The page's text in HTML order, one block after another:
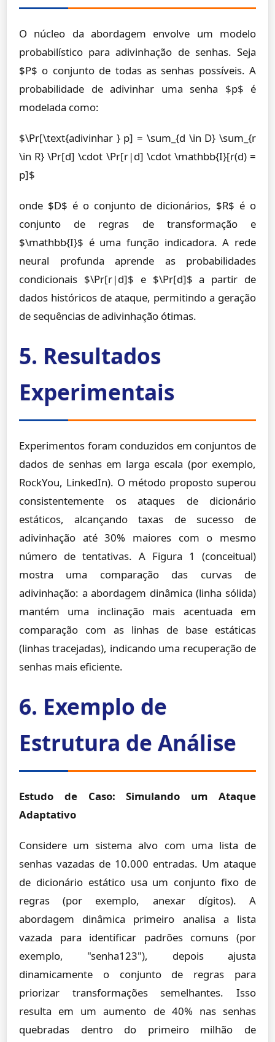
O núcleo da abordagem envolve um modelo
probabilístico para adivinhação de senhas. Seja
$P$ o conjunto de todas as senhas possíveis. A
probabilidade de adivinhar uma senha $p$ é
modelada como:
$\Pr[\text{adivinhar } p] = \sum_{d \in D} \sum_{r
\in R} \Pr[d] \cdot \Pr[r|d] \cdot \mathbb{I}[r(d) =
p]$
onde $D$ é o conjunto de dicionários, $R$ é o
conjunto de regras de transformação e
$\mathbb{I}$ é uma função indicadora. A rede
neural profunda aprende as probabilidades
condicionais $\Pr[r|d]$ e $\Pr[d]$ a partir de
dados históricos de ataque, permitindo a geração
de sequências de adivinhação ótimas.
5. Resultados
Experimentais
Experimentos foram conduzidos em conjuntos de
dados de senhas em larga escala (por exemplo,
RockYou, LinkedIn). O método proposto superou
consistentemente os ataques de dicionário
estáticos, alcançando taxas de sucesso de
adivinhação até 30% maiores com o mesmo
número de tentativas. A Figura 1 (conceitual)
mostra uma comparação das curvas de
adivinhação: a abordagem dinâmica (linha sólida)
mantém uma inclinação mais acentuada em
comparação com as linhas de base estáticas
(linhas tracejadas), indicando uma recuperação de
senhas mais eficiente.
6. Exemplo de
Estrutura de Análise
Estudo de Caso: Simulando um Ataque
Adaptativo
Considere um sistema alvo com uma lista de
senhas vazadas de 10.000 entradas. Um ataque
de dicionário estático usa um conjunto fixo de
regras (por exemplo, anexar dígitos). A
abordagem dinâmica primeiro analisa a lista
vazada para identificar padrões comuns (por
exemplo, "senha123"), depois ajusta
dinamicamente o conjunto de regras para
priorizar transformações semelhantes. Isso
resulta em um aumento de 40% nas senhas
quebradas dentro do primeiro milhão de